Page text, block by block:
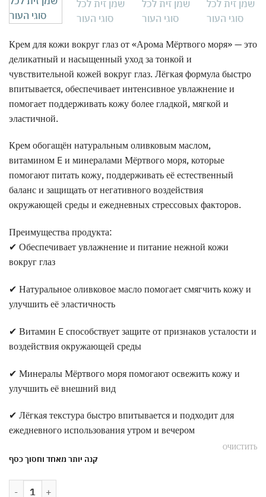
Крем для кожи вокруг глаз от «Арома Мёртвого моря» — это
деликатный и насыщенный уход за тонкой и
чувствительной кожей вокруг глаз. Лёгкая формула быстро
впитывается, обеспечивает интенсивное увлажнение и
помогает поддерживать кожу более гладкой, мягкой и
эластичной.
Крем обогащён натуральным оливковым маслом,
витамином E и минералами Мёртвого моря, которые
помогают питать кожу, поддерживать её естественный
баланс и защищать от негативного воздействия
окружающей среды и ежедневных стрессовых факторов.
Преимущества продукта:
✔ Обеспечивает увлажнение и питание нежной кожи
вокруг глаз
✔ Натуральное оливковое масло помогает смягчить кожу и
улучшить её эластичность
✔ Витамин E способствует защите от признаков усталости и
воздействия окружающей среды
✔ Минералы Мёртвого моря помогают освежить кожу и
улучшить её внешний вид
✔ Лёгкая текстура быстро впитывается и подходит для
ежедневного использования утром и вечером
קנה יותר מאחד וחסוך כסף
ОЧИСТИТЬ
Количество товара Крем для кожи вокруг глаз с оливковым